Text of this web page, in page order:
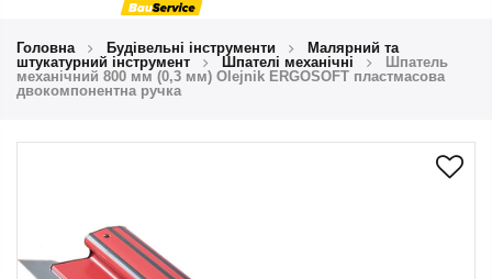
Головна Будівельні інструменти
Малярний та
штукатурний інструмент
Шпателі механічні
Шпатель
механічний 800 мм (0,3 мм) Olejnik ERGOSOFT пластмасова
двокомпонентна ручка